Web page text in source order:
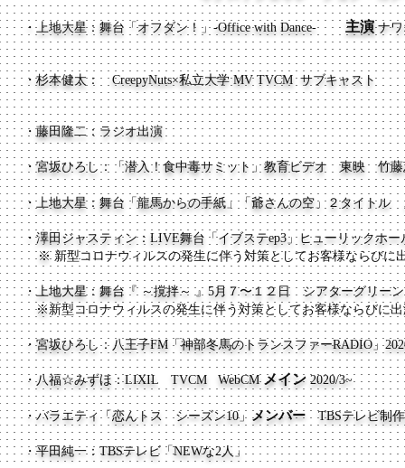
・​上地大星：舞台「オフダン！」-Office with Dance- 主演ナ
・杉本健太： CreepyNuts×私立大学 MV TVCM サブキャスト
・藤田隆二：ラジオ出演
・宮坂ひろし：「潜入！食中毒サミット」教育ビデオ 東映 竹
・​上地大星：舞台「龍馬からの手紙」「爺さんの空」２タイトル
・澤田ジャスティン：LIVE舞台「イブステep3」 ヒューリックホー
※ 新型コロナウィルスの発生に伴う対策としてお客様ならび
・上地大星：舞台『 ～撹拌～ 』5月７〜１２日 シアターグリーン
​ ※ 新型コロナウィルスの発生に伴う対策としてお客様ならびに
・​宮坂ひろし：八王子FM「神部冬馬のトランスファーRADIO」
・八福☆みずほ：LIXIL TVCM WebCM メイン 2020/3~
・バラエティ「恋んトス シーズン10」 メンバー TBSテレビ制作
・平田純一：TBSテレビ「NEWな2人 」